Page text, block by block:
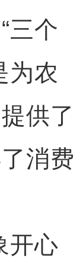
三个
为农
供了
消费
心